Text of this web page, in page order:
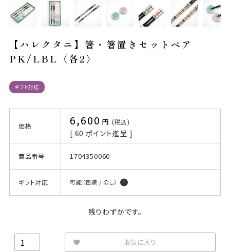
【ハレクタニ】箸・箸置きセットペア
PK/LBL〈各2〉
ギフト対応
価格 6,600 税込
[ 60 ポイント進呈 ]
商品番号 1704350060
ギフト対応 可能（包装 / のし）
残りわずかです。
お気に入り